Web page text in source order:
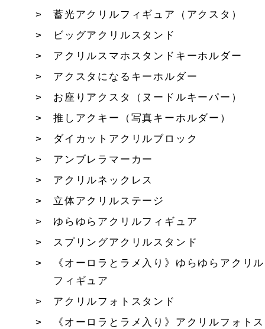
蓄光アクリルフィギュア（アクスタ）
ビッグアクリルスタンド
アクリルスマホスタンドキーホルダー
アクスタになるキーホルダー
お座りアクスタ（ヌードルキーパー）
推しアクキー（写真キーホルダー）
ダイカットアクリルブロック
アンブレラマーカー
アクリルネックレス
立体アクリルステージ
ゆらゆらアクリルフィギュア
スプリングアクリルスタンド
《オーロラとラメ入り》ゆらゆらアクリル
フィギュア
アクリルフォトスタンド
《オーロラとラメ入り》アクリルフォトス